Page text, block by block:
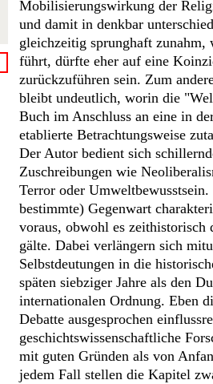
Mobilisierungswirkung der
und damit in denkbar
gleichzeitig sprunghaft
führt, dürfte eher auf eine
zurückzuführen sein. Zum
bleibt undeutlich, worin die
Buch im Anschluss an eine in
etablierte Betrachtungsweise
Der Autor bedient sich
Zuschreibungen wie
Terror oder
bestimmte) Gegenwart
voraus, obwohl es zeithistorisch
gälte. Dabei verlängern sich
Selbstdeutungen in die
späten siebziger Jahre als den
internationalen Ordnung. Eben
Debatte ausgesprochen
geschichtswissenschaftliche
mit guten Gründen als von
jedem Fall stellen die Kapitel